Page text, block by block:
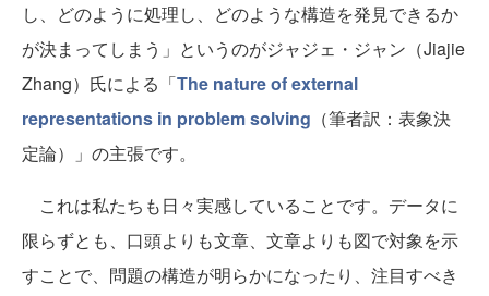
し、どのように処理し、どのような構造を発見できるか
が決まってしまう」というのがジャジェ・ジャン（Jiajie
Zhang）氏による「The nature of external
representations in problem solving （筆者訳：表象決
定論）」の主張です。
これは私たちも日々実感していることです。データに
限らずとも、口頭よりも文章、文章よりも図で対象を示
すことで、問題の構造が明らかになったり、注目すべき